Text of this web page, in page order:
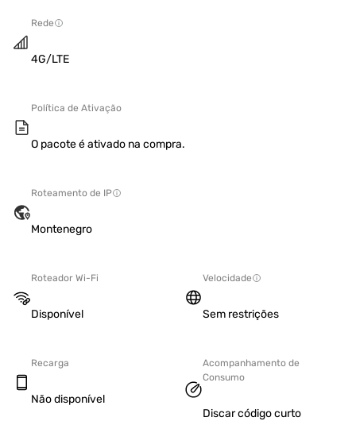
Rede
4G/LTE
Política de Ativação
O pacote é ativado na compra.
Roteamento de IP
Montenegro
Roteador Wi-Fi
Disponível
Velocidade
Sem restrições
Recarga
Não disponível
Acompanhamento de
Consumo
Discar código curto